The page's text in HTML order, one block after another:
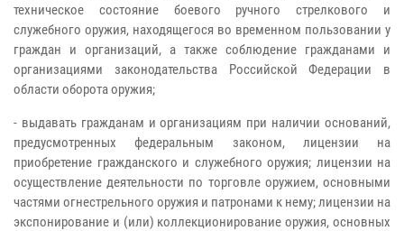
техническое состояние боевого ручного стрелкового и
служебного оружия, находящегося во временном пользовании у
граждан и организаций, а также соблюдение гражданами и
организациями законодательства Российской Федерации в
области оборота оружия;
- выдавать гражданам и организациям при наличии оснований,
предусмотренных федеральным законом, лицензии на
приобретение гражданского и служебного оружия; лицензии на
осуществление деятельности по торговле оружием, основными
частями огнестрельного оружия и патронами к нему; лицензии на
экспонирование и (или) коллекционирование оружия, основных